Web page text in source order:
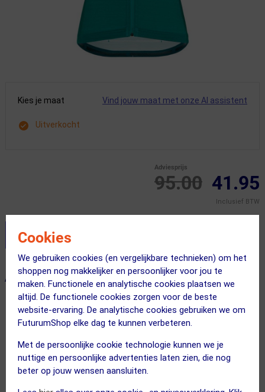
Cookies
We gebruiken cookies (en vergelijkbare technieken) om het
shoppen nog makkelijker en persoonlijker voor jou te
maken. Functionele en analytische cookies plaatsen we
altijd. De functionele cookies zorgen voor de beste
website-ervaring. De analytische cookies gebruiken we om
FuturumShop elke dag te kunnen verbeteren.
Met de persoonlijke cookie technologie kunnen we je
nuttige en persoonlijke advertenties laten zien, die nog
beter op jouw wensen aansluiten.
Kies je maat Vind jouw maat met onze AI assistent
Uitverkocht
95.00
Adviesprijs
41.95
Inclusief BTW
Stel je productvragen aan onze AI assistent
ALTERNATIEVE PRODUCTEN
SUMMER SALE SUMMER SALE